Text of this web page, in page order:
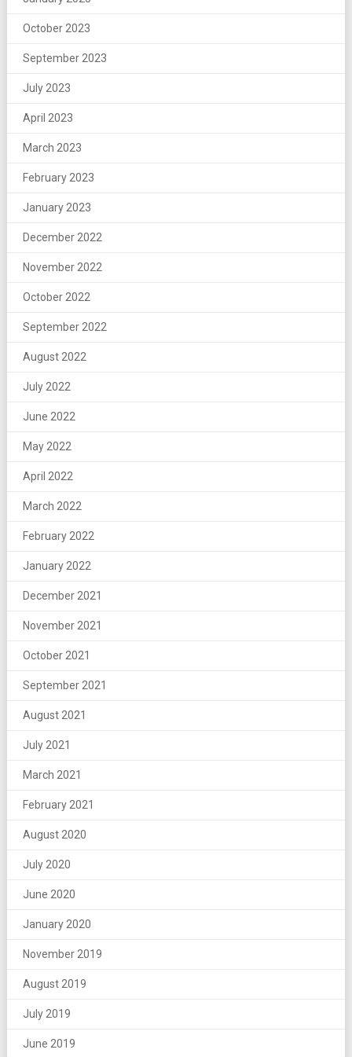
October 2023
September 2023
July 2023
April 2023
March 2023
February 2023
January 2023
December 2022
November 2022
October 2022
September 2022
August 2022
July 2022
June 2022
May 2022
April 2022
March 2022
February 2022
January 2022
December 2021
November 2021
October 2021
September 2021
August 2021
July 2021
March 2021
February 2021
August 2020
July 2020
June 2020
January 2020
November 2019
August 2019
July 2019
June 2019